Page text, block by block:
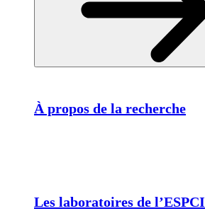
À propos de la recherche
Les laboratoires de l’ESPCI